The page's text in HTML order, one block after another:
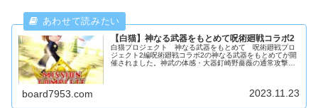
【白猫】神なる武器をもとめて呪術廻戦コラボ2
白猫プロジェクト 神なる武器をもとめて 呪術廻戦プロ
ジェクト2編呪術廻戦コラボ2の神なる武器をもとめてが開
催されました。神武の体感・大器釘崎野薔薇の通常攻撃で
board7953.com 2023.11.23